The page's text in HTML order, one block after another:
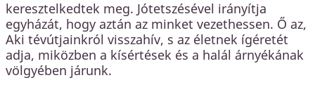
keresztelkedtek meg. Jótetszésével irányítja
egyházát, hogy aztán az minket vezethessen. Ő az,
Aki tévútjainkról visszahív, s az életnek ígéretét
adja, miközben a kísértések és a halál árnyékának
völgyében járunk.